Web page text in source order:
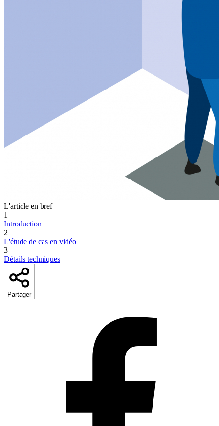
L'article en bref
1
Introduction
2
L'étude de cas en vidéo
3
Détails techniques
Partager